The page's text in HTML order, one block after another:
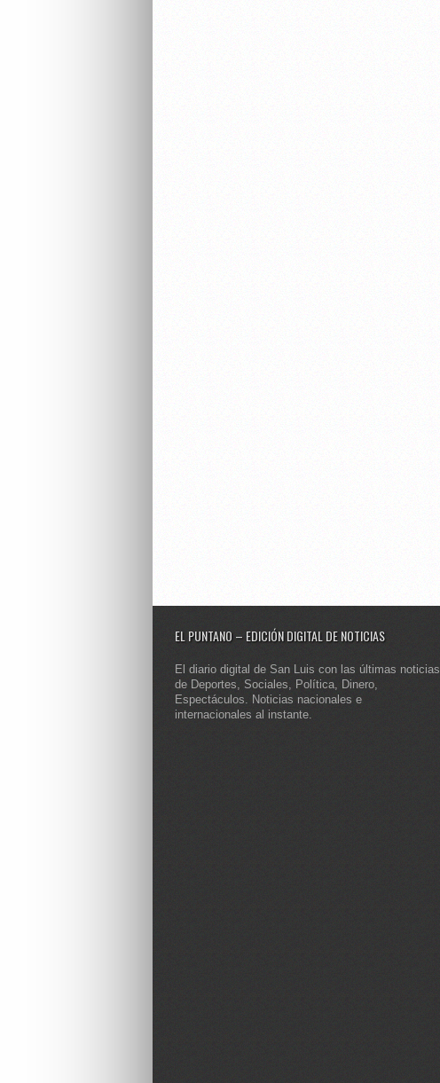
EL PUNTANO – EDICIÓN DIGITAL DE NOTICIAS
El diario digital de San Luis con las últimas noticias
de Deportes, Sociales, Política, Dinero,
Espectáculos. Noticias nacionales e
internacionales al instante.